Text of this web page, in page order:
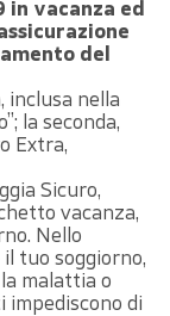
in vacanza ed
del
inclusa nella
la seconda,
Extra,
Sicuro,
vacanza,
Nello
tuo soggiorno,
malattia o
impediscono di